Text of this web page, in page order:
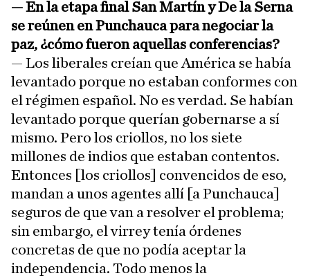
— En la etapa final San Martín y De la Serna
se reúnen en Punchauca para negociar la
paz, ¿cómo fueron aquellas conferencias?
— Los liberales creían que América se había
levantado porque no estaban conformes con
el régimen español. No es verdad. Se habían
levantado porque querían gobernarse a sí
mismo. Pero los criollos, no los siete
millones de indios que estaban contentos.
Entonces [los criollos] convencidos de eso,
mandan a unos agentes allí [a Punchauca]
seguros de que van a resolver el problema;
sin embargo, el virrey tenía órdenes
concretas de que no podía aceptar la
independencia. Todo menos la